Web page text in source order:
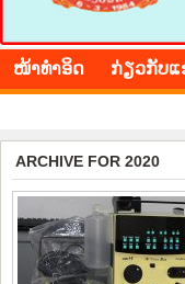
ໜ້າ​ທຳ​ອິດ ກ່ຽວ​ກັບ​ແ
ARCHIVE FOR 2020